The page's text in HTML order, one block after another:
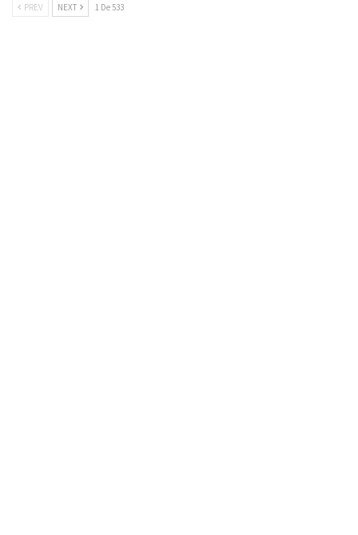
PREV NEXT 1 De 533